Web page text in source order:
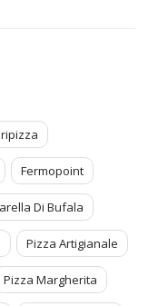
Fermopoint
Di Bufala
Pizza Artigianale
Pizza Margherita